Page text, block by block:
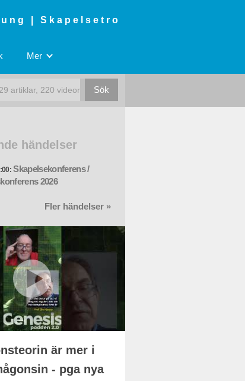
| Skapelsetro
Mer
händelser
Skapelsekonferens /
2026
Fler händelser »
är mer i
- pga nya